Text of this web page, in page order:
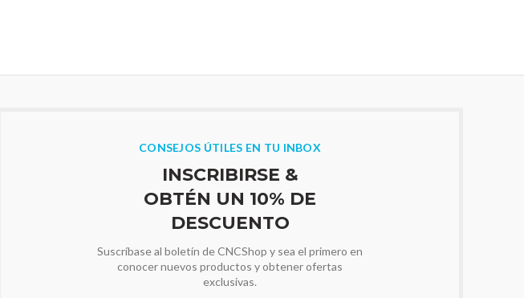
CONSEJOS ÚTILES EN TU INBOX
INSCRIBIRSE &
OBTÉN UN 10% DE
DESCUENTO
Suscríbase al boletín de CNCShop y sea el primero en
conocer nuevos productos y obtener ofertas
exclusivas.